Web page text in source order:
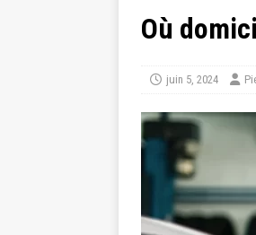
Où
juin 5, 2024